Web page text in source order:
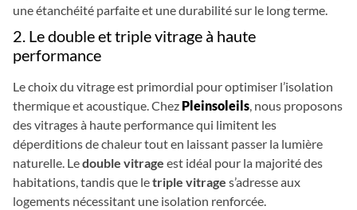
une étanchéité parfaite et une durabilité sur le long terme.
2. Le double et triple vitrage à haute
performance
Le choix du vitrage est primordial pour optimiser l’isolation
thermique et acoustique. Chez Pleinsoleils, nous proposons
des vitrages à haute performance qui limitent les
déperditions de chaleur tout en laissant passer la lumière
naturelle. Ledouble vitrage est idéal pour la majorité des
habitations, tandis que letriple vitrage s’adresse aux
logements nécessitant une isolation renforcée.